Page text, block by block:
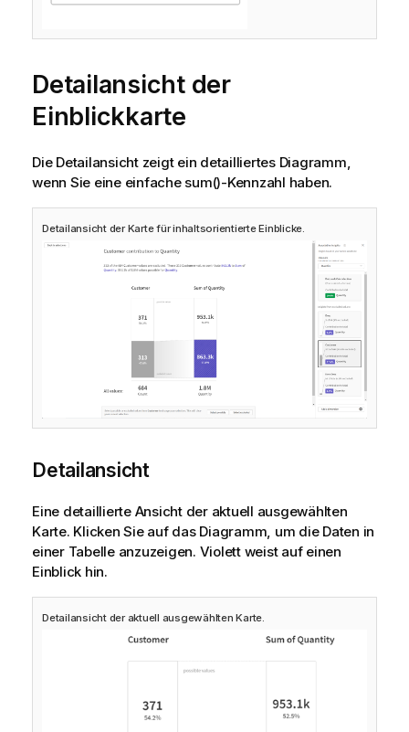
Detailansicht der
Einblickkarte
Die Detailansicht zeigt ein detailliertes Diagramm,
wenn Sie eine einfache sum()-Kennzahl haben.
Detailansicht der Karte für inhaltsorientierte Einblicke.
Detailansicht
Eine detaillierte Ansicht der aktuell ausgewählten
Karte. Klicken Sie auf das Diagramm, um die Daten in
einer Tabelle anzuzeigen. Violett weist auf einen
Einblick hin.
Detailansicht der aktuell ausgewählten Karte.